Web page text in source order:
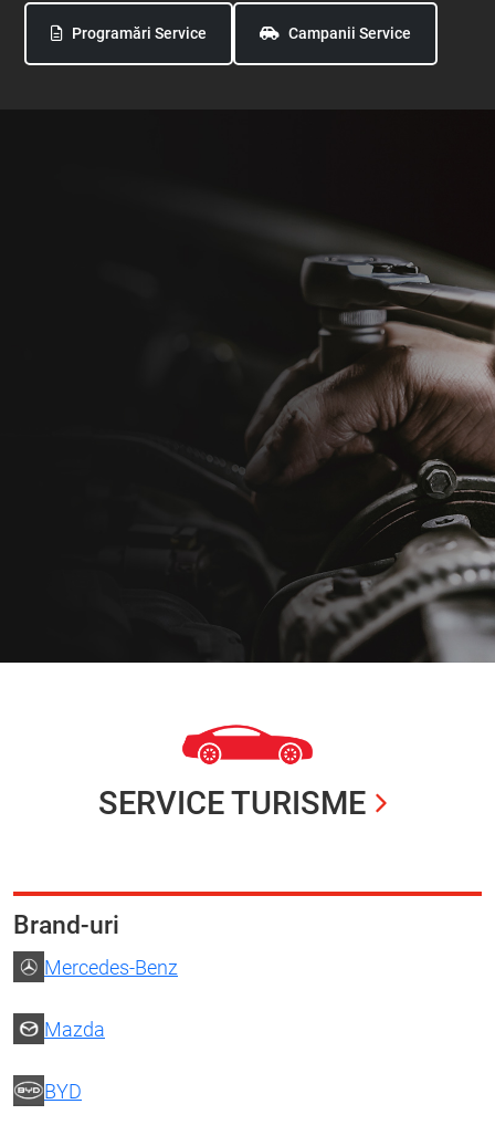
Programări Service Campanii Service
SERVICE TURISME
Brand-uri
Mercedes-Benz
Mazda
BYD